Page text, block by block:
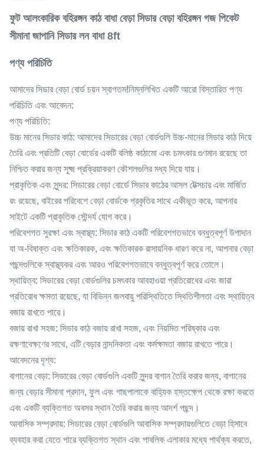
ফুট আলংকারিক বহিরঙ্গন কাঠ বাধা বেড়া সিডার বেড়া বহিরঙ্গন গজ পিকেট
সীমানা জাপানি সিডার লন বাধা 8ft
পণ্য পরিচিতি
আমাদের সিডার বেড়া বোর্ড চয়ন স্বাগতম!নিম্নলিখিত একটি আরো বিস্তারিত পণ্য
পরিচিতি এবং আবেদন:
পণ্য পরিচিতি:
উচ্চ মানের সিডার কাঠ: আমাদের সিডারের বেড়া বোর্ডগুলি উচ্চ-মানের সিডার কাঠ দিয়ে
তৈরি এবং প্রতিটি বেড়া বোর্ডের একটি বলিষ্ঠ কাঠামো এবং চমৎকার গুণমান রয়েছে তা
নিশ্চিত করার জন্য সূক্ষ্ম প্রক্রিয়াকরণ কৌশলগুলির মধ্য দিয়ে যায়।
প্রাকৃতিক এবং সুন্দর: সিডারের বেড়া বোর্ডে সিডার কাঠের আসল টেক্সচার এবং মার্জিত
রং রয়েছে, বাইরের পরিবেশে বেড়া বোর্ডকে প্রকৃতির সাথে একীভূত করে, আপনার
সাইটে একটি প্রাকৃতিক সৌন্দর্য যোগ করে।
পরিবেশগত সুরক্ষা এবং স্বাস্থ্য: সিডার কাঠ একটি পরিবেশগতভাবে বন্ধুত্বপূর্ণ উপাদান
যা অ-বিষাক্ত এবং ক্ষতিকারক, এবং ক্ষতিকারক রাসায়নিক ধারণ করে না, আপনার বেড়া
পছন্দগুলিকে স্বাস্থ্যকর এবং আরও পরিবেশগতভাবে বন্ধুত্বপূর্ণ করে তোলে।
স্থায়িত্ব: সিডারের বেড়া বোর্ডগুলির চমৎকার আবহাওয়া প্রতিরোধের এবং জারা
প্রতিরোধ ক্ষমতা রয়েছে, যা বিভিন্ন জলবায়ু পরিস্থিতিতে স্থিতিশীলতা এবং স্থায়িত্ব
বজায় রাখতে পারে।
বজায় রাখা সহজ: সিডার কাঠ বজায় রাখা সহজ, এবং নিয়মিত পরিষ্কার এবং
রক্ষণাবেক্ষণের সাথে, এটি বেড়ার নান্দনিকতা এবং কর্মক্ষমতা বজায় রাখতে পারে।
আবেদনের দৃশ্য:
বাগানের বেড়া: সিডারের বেড়া বোর্ডগুলি একটি সুন্দর বাগান তৈরি করার জন্য, বাগানের
জন্য বেড়ার সীমানা প্রদান, ফুল এবং গাছপালাকে বাহ্যিক হস্তক্ষেপ থেকে রক্ষা করতে
এবং একটি ব্যক্তিগত অবসর স্থান তৈরি করার জন্য আদর্শ পছন্দ।
আবাসিক সম্প্রদায়: সিডারের বেড়া বোর্ডগুলি আবাসিক সম্প্রদায়গুলিতে বেড়া হিসাবে
ব্যবহার করা যেতে পারে ব্যক্তিগত স্থান এবং পাবলিক এলাকার মধ্যে পার্থক্য করতে,